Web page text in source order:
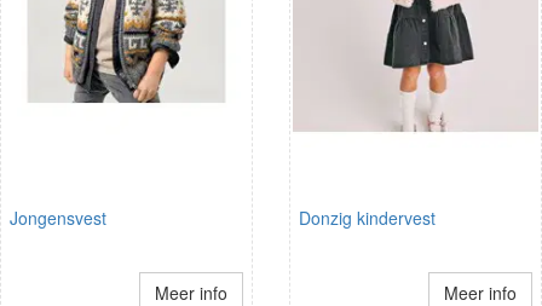
Jongensvest
Meer info
Donzig kindervest
Meer info